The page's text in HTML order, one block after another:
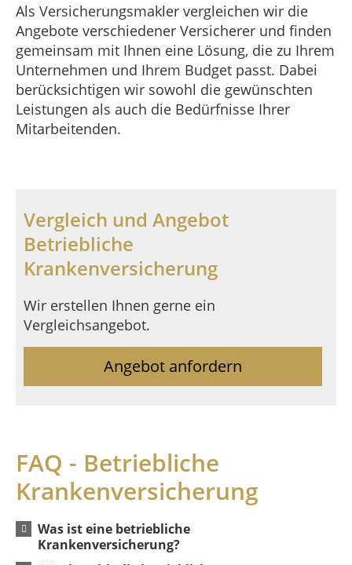
Als Versicherungsmakler vergleichen wir die
Angebote verschiedener Versicherer und finden
gemeinsam mit Ihnen eine Lösung, die zu Ihrem
Unternehmen und Ihrem Budget passt. Dabei
berücksichtigen wir sowohl die gewünschten
Leistungen als auch die Bedürfnisse Ihrer
Mitarbeitenden.
Vergleich und Angebot
Betriebliche
Krankenversicherung
Wir erstellen Ihnen gerne ein
Vergleichsangebot.
Angebot anfordern
FAQ - Betriebliche
Krankenversicherung
Was ist eine betriebliche
Krankenversicherung?